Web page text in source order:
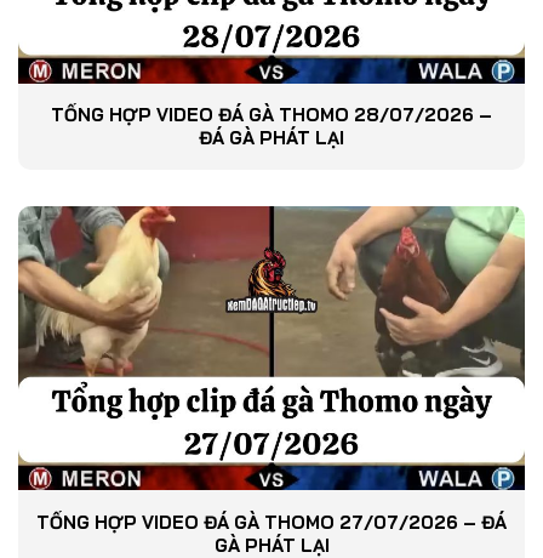
TỔNG HỢP VIDEO ĐÁ GÀ THOMO 28/07/2026 –
ĐÁ GÀ PHÁT LẠI
TỔNG HỢP VIDEO ĐÁ GÀ THOMO 27/07/2026 – ĐÁ
GÀ PHÁT LẠI